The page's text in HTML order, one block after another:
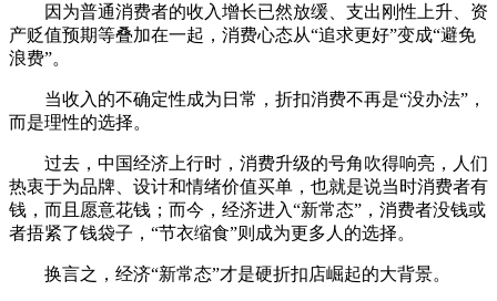
因为普通消费者的收入增长已然放缓、支出刚性上升、资
产贬值预期等叠加在一起，消费心态从“追求更好”变成“避免
浪费”。
当收入的不确定性成为日常，折扣消费不再是“没办法”，
而是理性的选择。
过去，中国经济上行时，消费升级的号角吹得响亮，人们
热衷于为品牌、设计和情绪价值买单，也就是说当时消费者有
钱，而且愿意花钱；而今，经济进入“新常态”，消费者没钱或
者捂紧了钱袋子，“节衣缩食”则成为更多人的选择。
换言之，经济“新常态”才是硬折扣店崛起的大背景。